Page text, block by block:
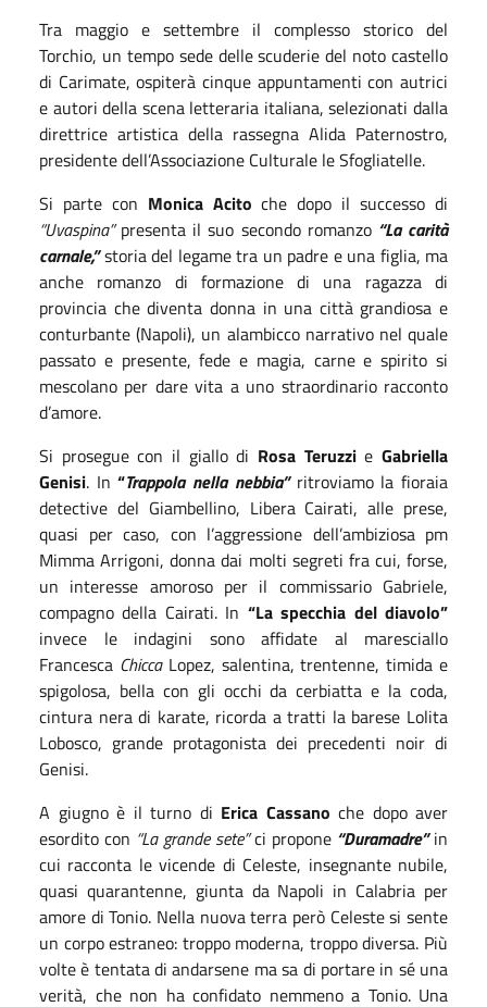
Tra maggio e settembre il complesso storico del
Torchio, un tempo sede delle scuderie del noto castello
di Carimate, ospiterà cinque appuntamenti con autrici
e autori della scena letteraria italiana, selezionati dalla
direttrice artistica della rassegna Alida Paternostro,
presidente dell’Associazione Culturale le Sfogliatelle.
Si parte con Monica Acito che dopo il successo di
“Uvaspina”presenta il suo secondo romanzo “La carità
carnale,”storia del legame tra un padre e una figlia, ma
anche romanzo di formazione di una ragazza di
provincia che diventa donna in una città grandiosa e
conturbante (Napoli), un alambicco narrativo nel quale
passato e presente, fede e magia, carne e spirito si
mescolano per dare vita a uno straordinario racconto
d’amore.
Si prosegue con il giallo di Rosa TeruzzieGabriella
Genisi. In“Trappola nella nebbia”ritroviamo la fioraia
detective del Giambellino, Libera Cairati, alle prese,
quasi per caso, con l’aggressione dell’ambiziosa pm
Mimma Arrigoni, donna dai molti segreti fra cui, forse,
un interesse amoroso per il commissario Gabriele,
compagno della Cairati. In “La specchia del diavolo”
invece le indagini sono affidate al maresciallo
Francesca Chicca Lopez, salentina, trentenne, timida e
spigolosa, bella con gli occhi da cerbiatta e la coda,
cintura nera di karate, ricorda a tratti la barese Lolita
Lobosco, grande protagonista dei precedenti noir di
Genisi.
A giugno è il turno di Erica Cassano che dopo aver
esordito con “La grande sete”ci propone “Duramadre” in
cui racconta le vicende di Celeste, insegnante nubile,
quasi quarantenne, giunta da Napoli in Calabria per
amore di Tonio. Nella nuova terra però Celeste si sente
un corpo estraneo: troppo moderna, troppo diversa. Più
volte è tentata di andarsene ma sa di portare in sé una
verità, che non ha confidato nemmeno a Tonio. Una